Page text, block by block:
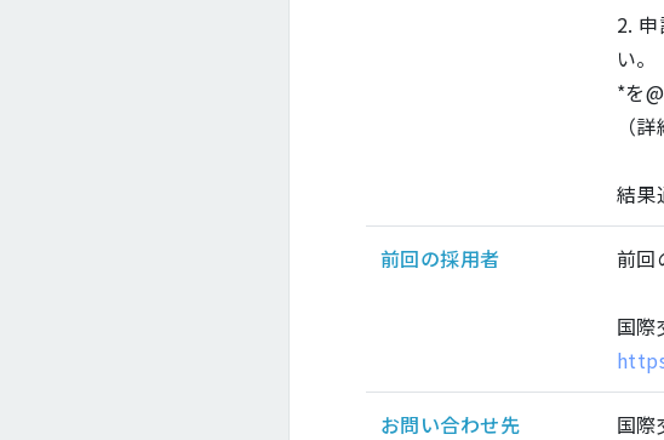
2.
い。
*を
（
結果
前回の採用者 前回
国
お問い合わせ先
国際